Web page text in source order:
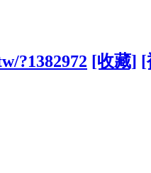
?1382972 [收藏] [